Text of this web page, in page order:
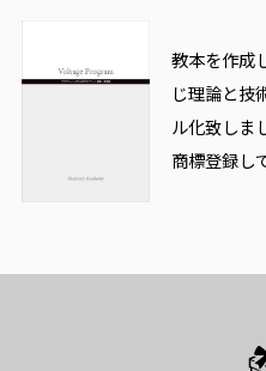
教本を作成
じ理論と技
ル化致しま
商標登録し